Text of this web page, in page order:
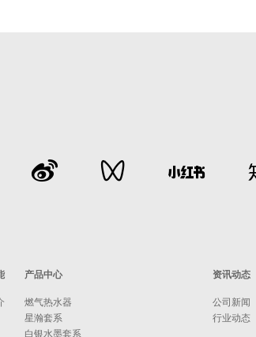
产品中心
燃气热水器
星瀚套系
白银水墨套系
资讯动态
公司新闻
行业动态